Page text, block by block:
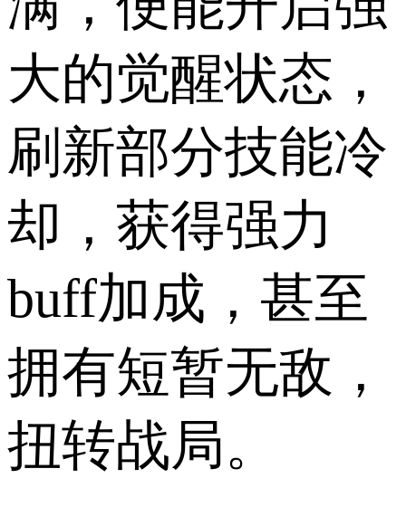
大的觉醒状态，
刷新部分技能冷
却，获得强力
buff加成，甚至
拥有短暂无敌，
扭转战局。